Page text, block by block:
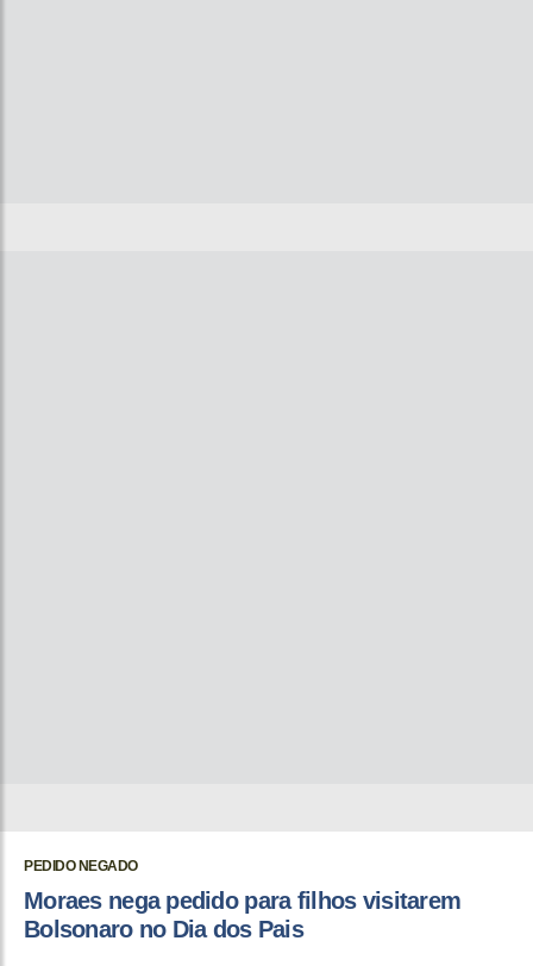
PEDIDO NEGADO
Moraes nega pedido para filhos visitarem
Bolsonaro no Dia dos Pais